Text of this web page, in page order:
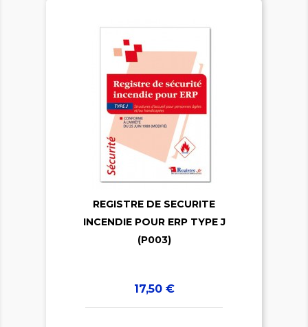


REGISTRE DE SECURITE
INCENDIE POUR ERP TYPE J
(P003)
Prix
17,50 €